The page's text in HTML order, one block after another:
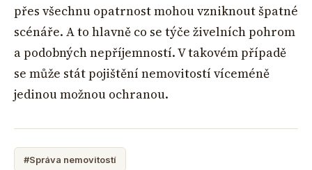
přes všechnu opatrnost mohou vzniknout špatné
scénáře. A to hlavně co se týče živelních pohrom
a podobných nepříjemností. V takovém případě
se může stát pojištění nemovitostí víceméně
jedinou možnou ochranou.
#Správa nemovitostí